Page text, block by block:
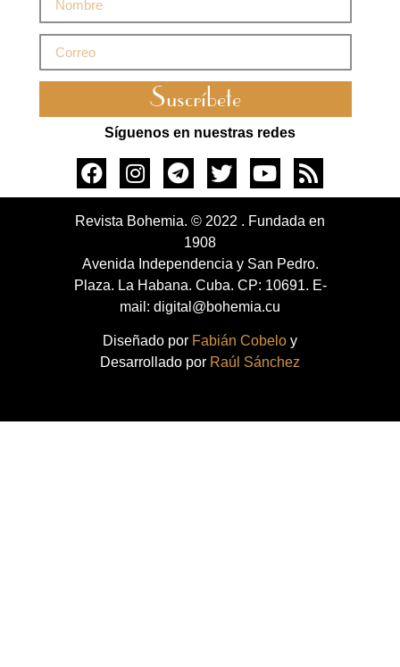
Suscríbete
Síguenos en nuestras redes
Revista Bohemia. © 2022 . Fundada en
1908
Avenida Independencia y San Pedro.
Plaza. La Habana. Cuba. CP: 10691. E-
mail: digital@bohemia.cu
Diseñado por Fabián Cobelo y
Desarrollado por Raúl Sánchez